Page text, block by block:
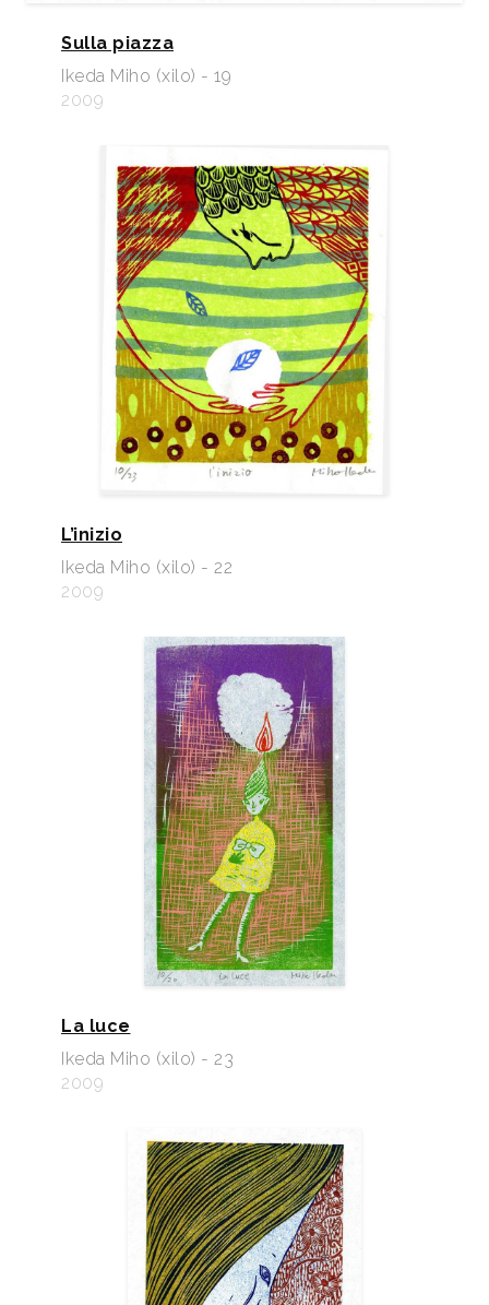
Sulla piazza
Ikeda Miho (xilo) - 19
2009
L’inizio
Ikeda Miho (xilo) - 22
2009
La luce
Ikeda Miho (xilo) - 23
2009